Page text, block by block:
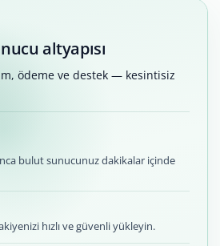
altyapısı
ödeme ve destek — kesintisiz
bulut sunucunuz dakikalar içinde
hızlı ve güvenli yükleyin.